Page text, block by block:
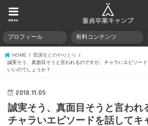
menu
プロフィール 有料コンテンツ
HOME
受講生とのやりとり
誠実そう、真面目そうと言われるのですが、チャラいエピソー
いいのでしょうか？
2018.11.05
誠実そう、真面目そうと言われ
チャラいエピソードを話してキ